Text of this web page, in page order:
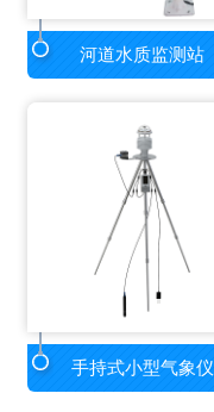
河道水质监测站
手持式小型气象仪